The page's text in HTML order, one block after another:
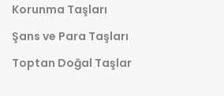
Korunma Taşları
Şans ve Para Taşları
Toptan Doğal Taşlar